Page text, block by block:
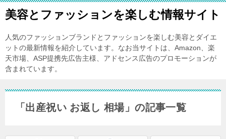
美容とファッションを楽しむ情報サイト
人気のファッションブランドとファッションを楽しむ美容とダイエ
ットの最新情報を紹介しています。なお当サイトは、Amazon、楽
天市場、ASP提携先広告主様、アドセンス広告のプロモーションが
含まれています。
「出産祝い お返し 相場」の記事一覧